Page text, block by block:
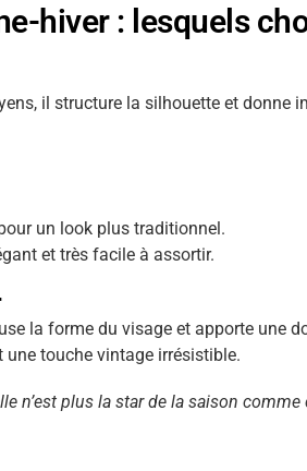
hiver : lesquels
il structure la silhouette et donne
un look plus traditionnel.
et très facile à assortir.
la forme du visage et apporte une
touche vintage irrésistible.
n’est plus la star de la saison